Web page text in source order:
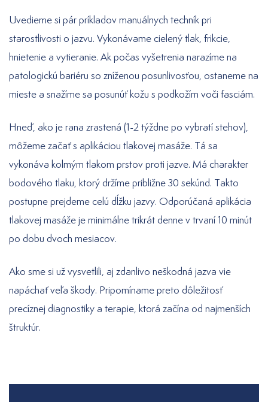
Uvedieme si pár príkladov manuálnych techník pri
starostlivosti o jazvu. Vykonávame cielený tlak, frikcie,
hnietenie a vytieranie. Ak počas vyšetrenia narazíme na
patologickú bariéru so zníženou posunlivosťou, ostaneme na
mieste a snažíme sa posunúť kožu s podkožím voči fasciám.
Hneď, ako je rana zrastená (1-2 týždne po vybratí stehov),
môžeme začať s aplikáciou tlakovej masáže. Tá sa
vykonáva kolmým tlakom prstov proti jazve. Má charakter
bodového tlaku, ktorý držíme približne 30 sekúnd. Takto
postupne prejdeme celú dĺžku jazvy. Odporúčaná aplikácia
tlakovej masáže je minimálne trikrát denne v trvaní 10 minút
po dobu dvoch mesiacov.
Ako sme si už vysvetlili, aj zdanlivo neškodná jazva vie
napáchať veľa škody. Pripomíname preto dôležitosť
precíznej diagnostiky a terapie, ktorá začína od najmenších
štruktúr.